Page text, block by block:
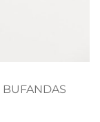
BUFANDAS